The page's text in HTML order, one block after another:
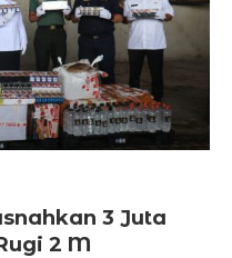
3 Juta
2 M